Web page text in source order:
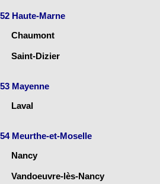
52 Haute-Marne
Chaumont
Saint-Dizier
53 Mayenne
Laval
54 Meurthe-et-Moselle
Nancy
Vandoeuvre-lès-Nancy